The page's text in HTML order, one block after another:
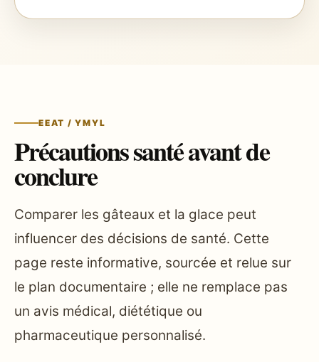
EEAT / YMYL
Précautions santé avant de
conclure
Comparer les gâteaux et la glace peut
influencer des décisions de santé. Cette
page reste informative, sourcée et relue sur
le plan documentaire ; elle ne remplace pas
un avis médical, diététique ou
pharmaceutique personnalisé.